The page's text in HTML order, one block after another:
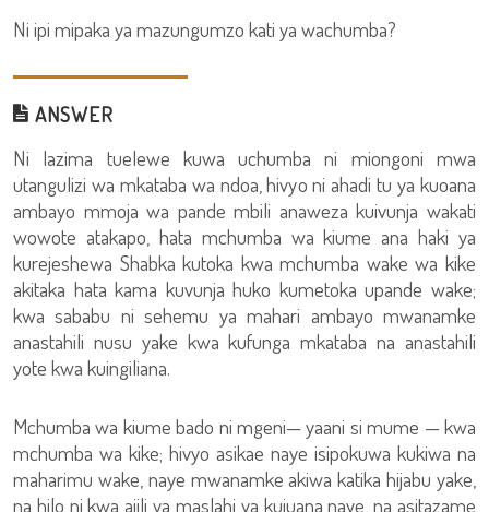
Ni ipi mipaka ya mazungumzo kati ya wachumba?
ANSWER
Ni lazima tuelewe kuwa uchumba ni miongoni mwa
utangulizi wa mkataba wa ndoa, hivyo ni ahadi tu ya kuoana
ambayo mmoja wa pande mbili anaweza kuivunja wakati
wowote atakapo, hata mchumba wa kiume ana haki ya
kurejeshewa Shabka kutoka kwa mchumba wake wa kike
akitaka hata kama kuvunja huko kumetoka upande wake;
kwa sababu ni sehemu ya mahari ambayo mwanamke
anastahili nusu yake kwa kufunga mkataba na anastahili
yote kwa kuingiliana.
Mchumba wa kiume bado ni mgeni— yaani si mume — kwa
mchumba wa kike; hivyo asikae naye isipokuwa kukiwa na
maharimu wake, naye mwanamke akiwa katika hijabu yake,
na hilo ni kwa ajili ya maslahi ya kujuana naye, na asitazame